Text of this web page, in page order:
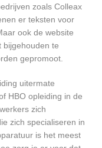
zoals Colleax
er teksten voor
ook de website
bijgehouden te
gepromoot.
uitermate
HBO opleiding in de
zich
zich specialiseren in
is het meest